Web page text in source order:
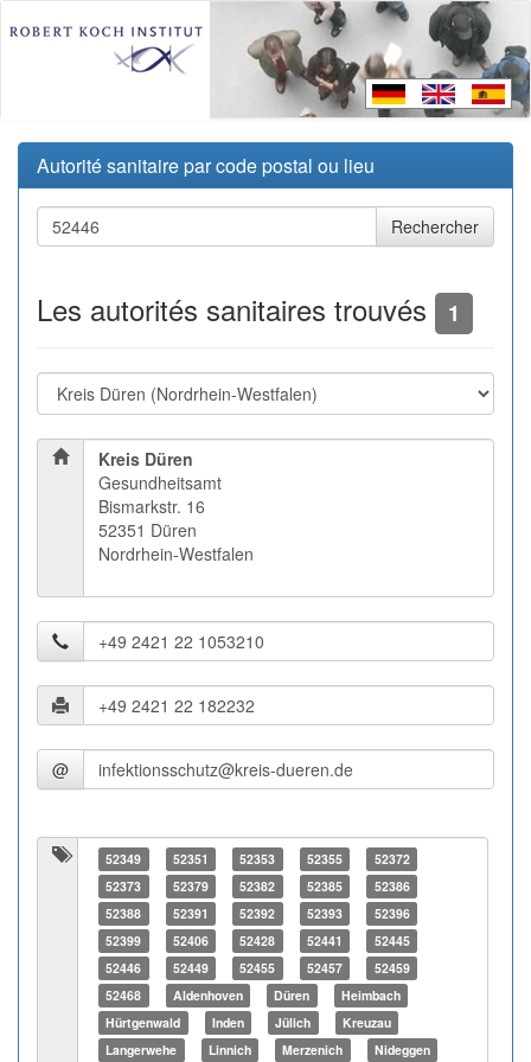
Autorité sanitaire par code postal ou lieu
Les autorités sanitaires trouvés 1
Kreis Düren
Gesundheitsamt
Bismarkstr. 16
52351 Düren
Nordrhein-Westfalen
@
52349 52351 52353 52355
52372
52373
52379 52382 52385
52386
52388
52391 52392 52393
52396
52399
52406 52428 52441
52445
52446
52449 52455 52457
52459
52468
Aldenhoven Düren
Heimbach
Hürtgenwald
Inden Jülich
Kreuzau
Langerwehe
Linnich Merzenich Nideggen